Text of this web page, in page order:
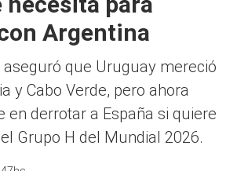
Argentina
que Uruguay mereció
y Cabo Verde, pero ahora
en derrotar a España si quiere
Grupo H del Mundial 2026.